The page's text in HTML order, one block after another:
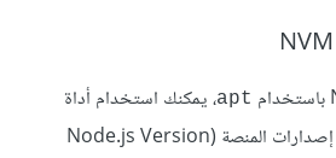
apt، يمكنك استخدام أداة
، هذه الأداة هي مدير إصدارات المنصة (Node.js Version